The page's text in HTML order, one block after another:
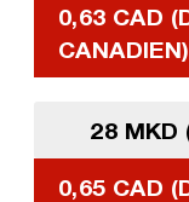
0,63 CAD
CANADIEN)
28 MKD
0,65 CAD